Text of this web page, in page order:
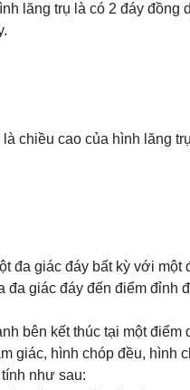
lăng trụ là có 2 đáy đồng
chiều cao của hình lăng
đa giác đáy bất kỳ với một
giác đáy đến điểm đỉnh
bên kết thúc tại một điểm
giác, hình chóp đều, hình
như sau: